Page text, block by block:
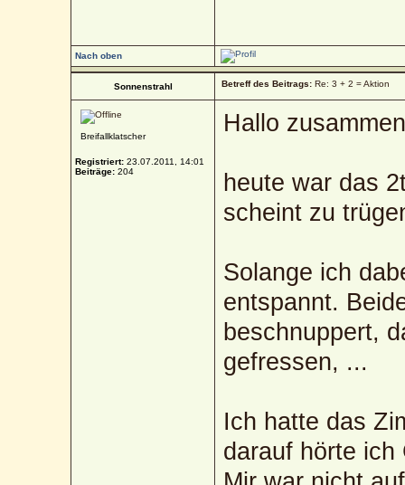
Nach oben
Sonnenstrahl Betreff des Beitrags: Re: 3 + 2 = Aktion
Breifallklatscher
Registriert: 23.07.2011, 14:01
Beiträge: 204
Hallo
heute war das
scheint zu
Solange ich
entspannt.
beschnuppert,
gefressen, ...
Ich hatte das
darauf hörte ich